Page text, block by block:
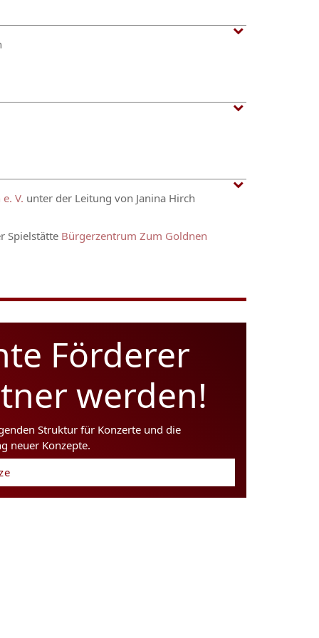
V. unter der Leitung von Janina Hirch
Spielstätte Bürgerzentrum Zum Goldnen
Förderer
werden!
Struktur für Konzerte und die
neuer Konzepte.